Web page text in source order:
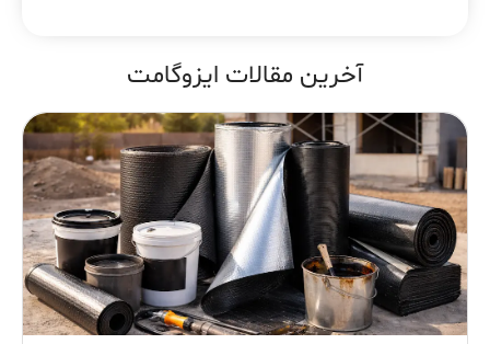
آخرین مقالات ایزوگامت